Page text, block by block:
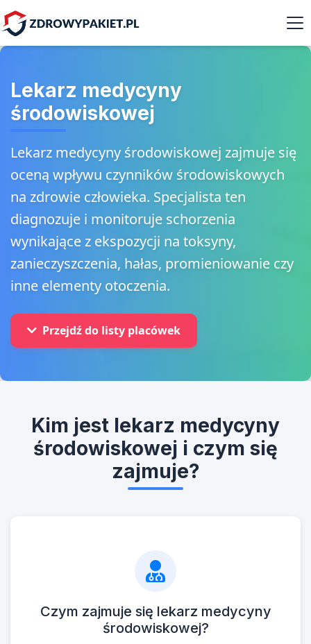
Lekarz medycyny
środowiskowej
Lekarz medycyny środowiskowej zajmuje się
oceną wpływu czynników środowiskowych
na zdrowie człowieka. Specjalista ten
diagnozuje i monitoruje schorzenia
wynikające z ekspozycji na toksyny,
zanieczyszczenia, hałas, promieniowanie czy
inne elementy otoczenia.
Przejdź do listy placówek
Kim jest lekarz medycyny
środowiskowej i czym się
zajmuje?
Czym zajmuje się lekarz medycyny
środowiskowej?